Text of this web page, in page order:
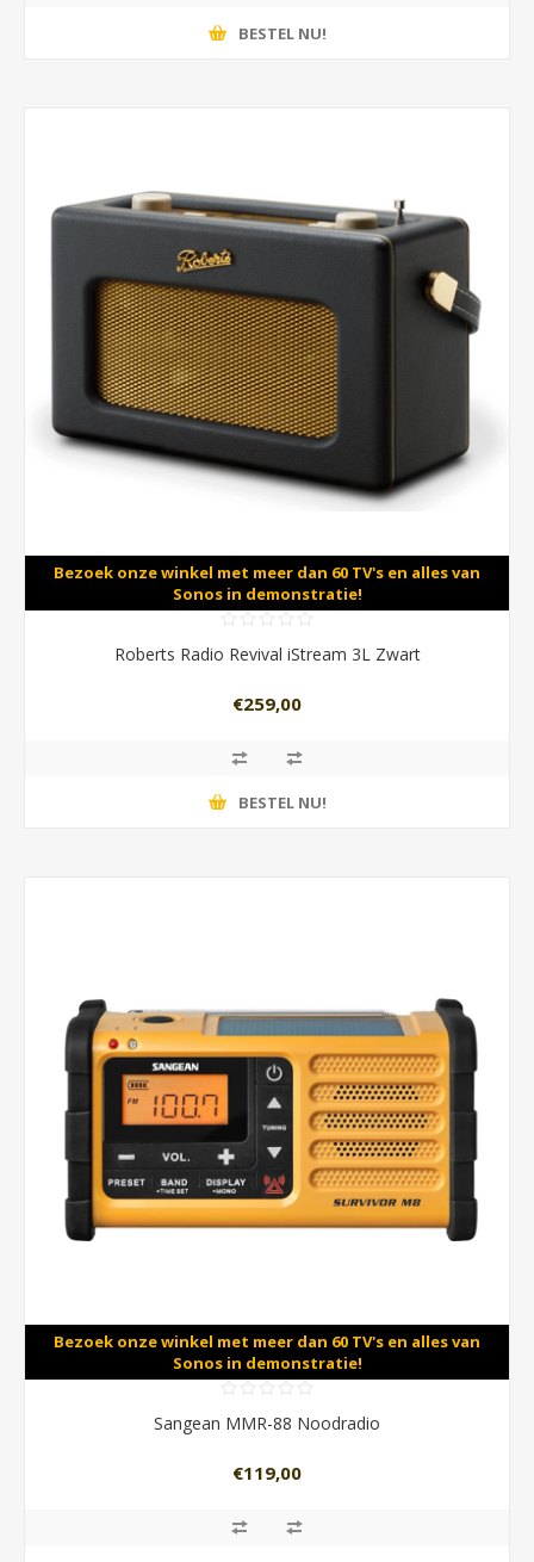
BESTEL NU!
Bezoek onze winkel met meer dan 60 TV's en alles van
Sonos in demonstratie!
Roberts Radio Revival iStream 3L Zwart
€259,00
BESTEL NU!
Bezoek onze winkel met meer dan 60 TV's en alles van
Sonos in demonstratie!
Sangean MMR-88 Noodradio
€119,00